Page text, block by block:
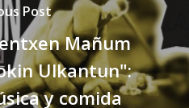
Post
Mañum
Ulkantun":
y comida